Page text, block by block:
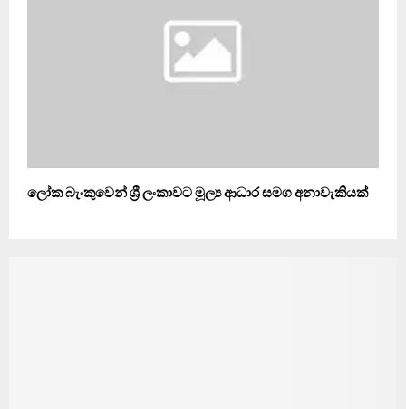
ලෝක බැංකුවෙන් ශ්‍රී ලංකාවට මූල්‍ය ආධාර සමග අනාවැකියක්